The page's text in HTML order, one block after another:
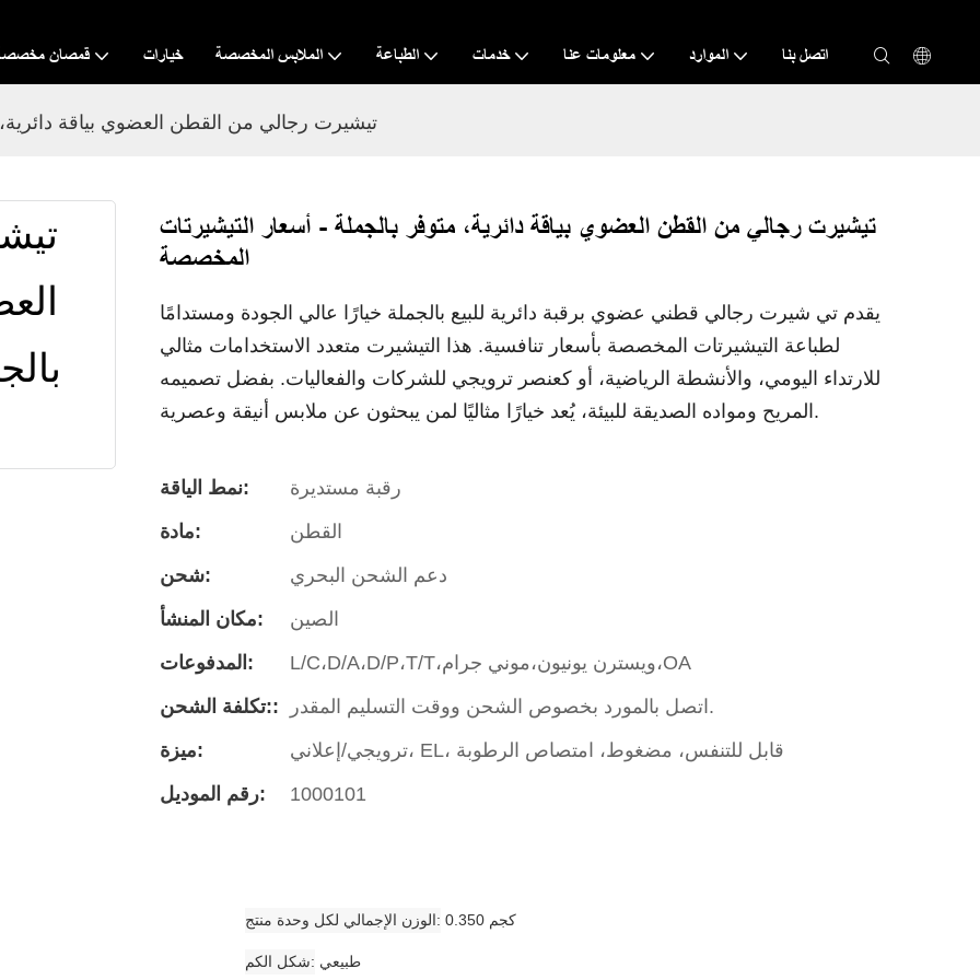
قمصان خيارات الملابس المخصصة الطباعة خدمات معلومات عنا الموارد اتصل بنا
تيشيرت رجالي من القطن العضوي بياقة
تيشيرت رجالي من القطن العضوي بياقة دائرية، متوفر بالجملة - أسعار التيشيرتات
المخصصة
يقدم تي شيرت رجالي قطني عضوي برقبة دائرية للبيع بالجملة خيارًا عالي الجودة ومستدامًا
لطباعة التيشيرتات المخصصة بأسعار تنافسية. هذا التيشيرت متعدد الاستخدامات مثالي
للارتداء اليومي، والأنشطة الرياضية، أو كعنصر ترويجي للشركات والفعاليات. بفضل تصميمه
المريح ومواده الصديقة للبيئة، يُعد خيارًا مثاليًا لمن يبحثون عن ملابس أنيقة وعصرية.
نمط الياقة:
رقبة مستديرة
مادة:
القطن
شحن:
دعم الشحن البحري
مكان المنشأ:
الصين
المدفوعات:
L/C،D/A،D/P،T/T،ويسترن يونيون،موني جرام،OA
تكلفة الشحن::
اتصل بالمورد بخصوص الشحن ووقت التسليم المقدر.
ميزة:
ترويجي/إعلاني، EL، قابل للتنفس، مضغوط، امتصاص الرطوبة
رقم الموديل:
1000101
الوزن الإجمالي لكل وحدة منتج 0.350 كجم
شكل الكم طبيعي